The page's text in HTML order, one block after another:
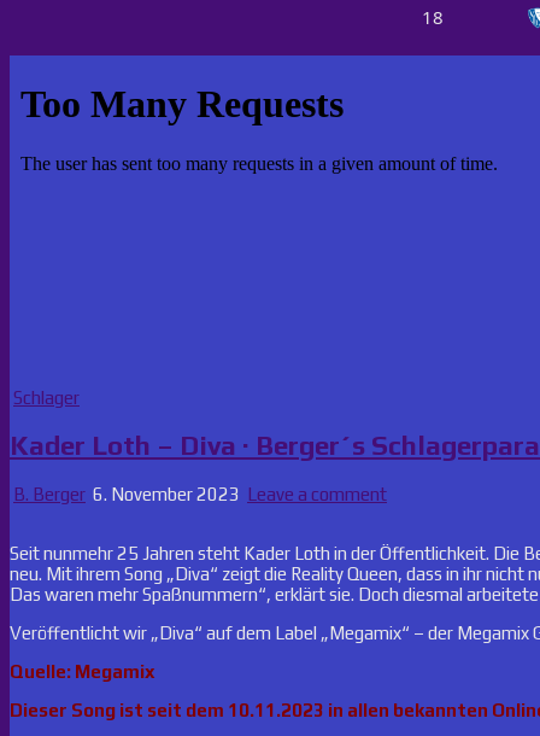
18
Posted
Schlager
Kader Loth – Diva · Berger´s
B. Berger 6. November 2023 Leave a comment
Seit nunmehr 25 Jahren steht Kader Loth in der Öffentlichkeit. Die
neu. Mit ihrem Song „Diva“ zeigt die Reality Queen, dass in ihr
Das waren mehr Spaßnummern“, erklärt sie. Doch diesmal
Veröffentlicht wir „Diva“ auf dem Label „Megamix“ – der Megamix
Quelle: Megamix
Dieser Song ist seit dem 10.11.2023 in allen bekannten